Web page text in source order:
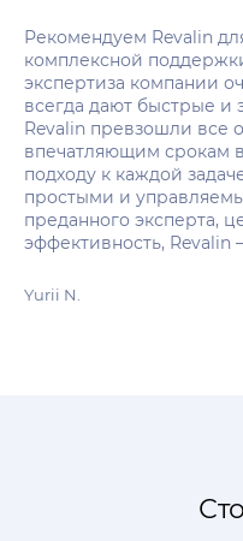
Рекомендуем Revalin
комплексной
экспертиза компании
всегда дают быстрые
Revalin превзошли все
впечатляющим срокам
подходу к каждой
простыми и
преданного эксперта,
эффективность,
Yurii N.